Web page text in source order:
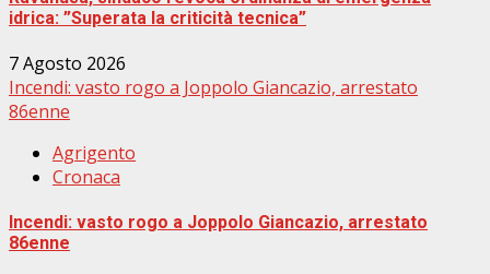
idrica: ”Superata la criticità tecnica”
7 Agosto 2026
Incendi: vasto rogo a Joppolo Giancazio, arrestato
86enne
Agrigento
Cronaca
Incendi: vasto rogo a Joppolo Giancazio, arrestato
86enne